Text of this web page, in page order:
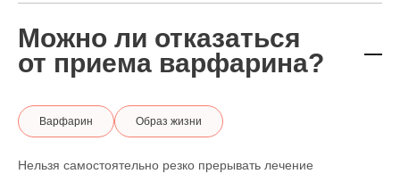
Можно ли отказаться
от приема варфарина?
Варфарин Образ жизни
Нельзя самостоятельно резко прерывать лечение